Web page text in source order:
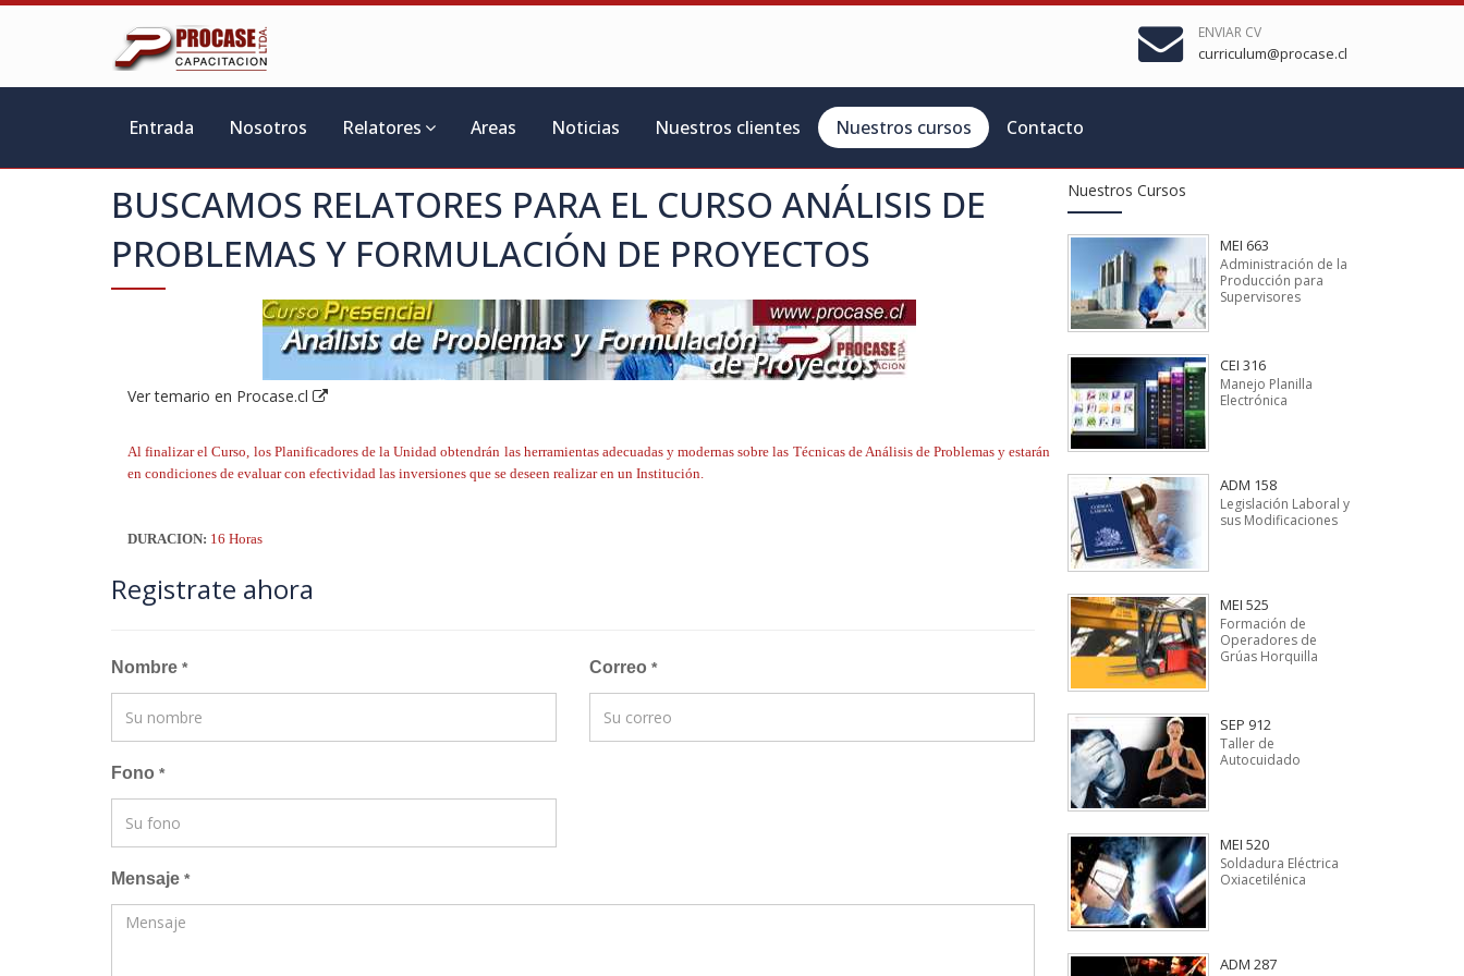
ENVIAR CV
curriculum@procase.cl
Entrada Nosotros Relatores Areas Noticias Nuestros clientes Nuestros cursos Contacto
BUSCAMOS RELATORES PARA EL CURSO ANÁLISIS DE
PROBLEMAS Y FORMULACIÓN DE PROYECTOS
Ver temario en Procase.cl
Al finalizar el Curso, los Planificadores de la Unidad obtendrán las herramientas adecuadas y modernas sobre las Técnicas de Análisis de Problemas y estarán
en condiciones de evaluar con efectividad las inversiones que se deseen realizar en un Institución.
DURACION: 16 Horas
Registrate ahora
Nombre * Correo *
Fono *
Mensaje *
Nuestros Cursos
MEI 663
Administración de la
Producción para
Supervisores
CEI 316
Manejo Planilla
Electrónica
ADM 158
Legislación Laboral y
sus Modificaciones
MEI 525
Formación de
Operadores de
Grúas Horquilla
SEP 912
Taller de
Autocuidado
MEI 520
Soldadura Eléctrica
Oxiacetilénica
ADM 287